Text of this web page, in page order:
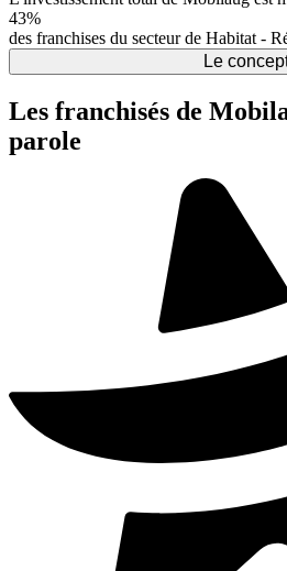
43%
des franchises du secteur de Habitat -
Le
Les franchisés de
parole